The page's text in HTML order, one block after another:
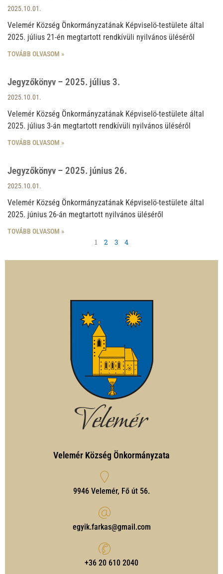
Velemér Község Önkormányzata
9946 Velemér, Fő út 56.
egyik.farkas@gmail.com
‭+36 20 610 2040‬
2025.10.01.
Velemér Község Önkormányzatának Képviselö-testülete által
2025. július 21-én megtartott rendkívüli nyilvános üléséről
TOVÁBB OLVASOM »
Jegyzőkönyv – 2025. július 3.
2025.10.01.
Velemér Község Önkormányzatának Képviselö-testülete által
2025. július 3-án megtartott rendkívüli nyilvános üléséről
TOVÁBB OLVASOM »
Jegyzőkönyv – 2025. június 26.
2025.10.01.
Velemér Község Önkormányzatának Képviselö-testülete által
2025. június 26-án megtartott nyilvános üléséről
TOVÁBB OLVASOM »
1 2 3 4